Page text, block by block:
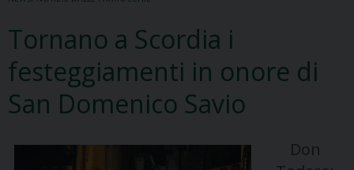
Tornano a Scordia i
festeggiamenti in onore di
San Domenico Savio
Don